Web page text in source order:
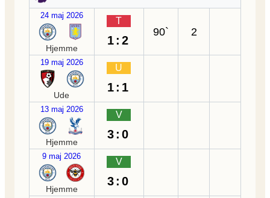
24 maj 2026
Hjemme
T
1:2
90` 2
19 maj 2026
Ude
U
1:1
13 maj 2026
Hjemme
V
3:0
9 maj 2026
Hjemme
V
3:0